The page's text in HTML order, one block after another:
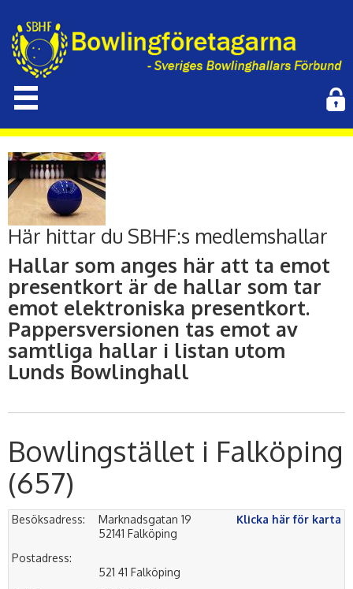
Här hittar du SBHF:s medlemshallar
Hallar som anges här att ta emot
presentkort är de hallar som tar
emot elektroniska presentkort.
Pappersversionen tas emot av
samtliga hallar i listan utom
Lunds Bowlinghall
Bowlingstället i Falköping
(657)
Besöksadress: Marknadsgatan 19
Klicka här för karta
52141 Falköping
Postadress:
521 41 Falköping